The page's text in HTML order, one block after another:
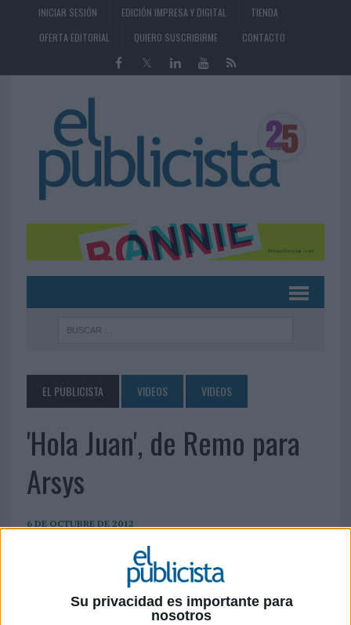
Su privacidad es importante para
nosotros
INICIAR SESIÓN EDICIÓN IMPRESA Y DIGITAL
TIENDA
OFERTA EDITORIAL
QUIERO SUSCRIBIRME CONTACTO
EL PUBLICISTA VIDEOS VIDEOS
'Hola Juan', de Remo para
Arsys
6 DE OCTUBRE DE 2012